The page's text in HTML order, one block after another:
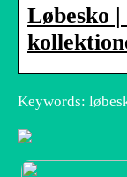
Løbesko
Keywords: